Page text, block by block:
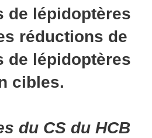
de lépidoptères
réductions de
de lépidoptères
cibles.
du CS du HCB